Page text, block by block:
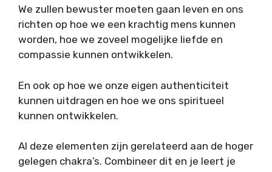
We zullen bewuster moeten gaan leven en ons
richten op hoe we een krachtig mens kunnen
worden, hoe we zoveel mogelijke liefde en
compassie kunnen ontwikkelen.
En ook op hoe we onze eigen authenticiteit
kunnen uitdragen en hoe we ons spiritueel
kunnen ontwikkelen.
Al deze elementen zijn gerelateerd aan de hoger
gelegen chakra’s. Combineer dit en je leert je